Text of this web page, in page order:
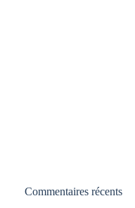
Commentaires récents